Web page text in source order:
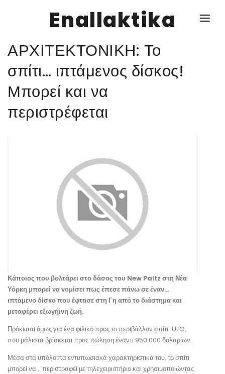
Enallaktika
NEWS
ΥΓΕΙΑ
ΣΥΝΤΑΓΕΣ
ΚΑΛΛΙΕΡΓΕΙΕΣ
ΑΡΧΙΤΕΚΤΟΝΙΚΗ: Το
σπίτι… ιπτάμενος δίσκος!
Μπορεί και να
περιστρέφεται
Κάποιος που βολτάρει στο δάσος του New Paltz στη Νέα
Υόρκη μπορεί να νομίσει πως έπεσε πάνω σε έναν…
ιπτάμενο δίσκο που έφτασε στη Γη από το διάστημα και
μεταφέρει εξωγήινη ζωή.
Πρόκειται όμως για ένα φιλικό προς το περιβάλλον σπίτι-UFO,
που μάλιστα βρίσκεται προς πώληση έναντι 950.000 δολαρίων.
Μέσα στα υπόλοιπα εντυπωσιακά χαρακτηριστικά του, το σπίτι
μπορεί να… περιστραφεί με τηλεχειριστήριο και χρησιμοποιώντας